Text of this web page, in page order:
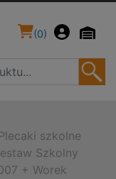
(0)
Plecaki szkolne
Szkolny
+ Worek